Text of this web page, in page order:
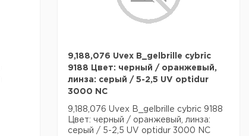
9,188,076 Uvex B_gelbrille cybric
9188 Цвет: черный / оранжевый,
линза: серый / 5-2,5 UV optidur
3000 NC
9,188,076 Uvex B_gelbrille cybric 9188
Цвет: черный / оранжевый, линза:
серый / 5-2,5 UV optidur 3000 NC